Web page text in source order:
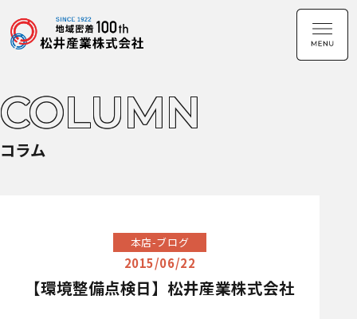
COLUMN
コラム
本店-ブログ
2015/06/22
【環境整備点検日】松井産業株式会社